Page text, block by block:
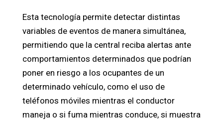
Esta tecnología permite detectar distintas
variables de eventos de manera simultánea,
permitiendo que la central reciba alertas ante
comportamientos determinados que podrían
poner en riesgo a los ocupantes de un
determinado vehículo, como el uso de
teléfonos móviles mientras el conductor
maneja o si fuma mientras conduce, si muestra